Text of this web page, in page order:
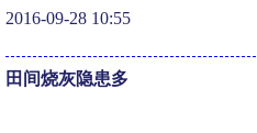
2016-09-28 10:55
田间烧灰隐患多